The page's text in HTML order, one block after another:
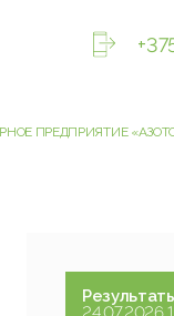
ПРЕДПРИЯТИЕ